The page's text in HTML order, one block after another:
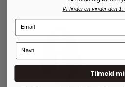
Vi finder en vinder den 1.
Tilmeld